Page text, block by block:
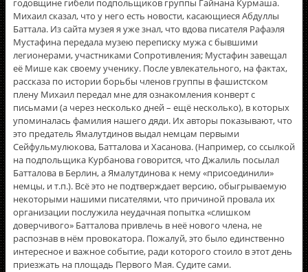
годовщине гибели подпольщиков группы Гайнана Курмаша.
Михаил сказал, что у него есть новости, касающиеся Абдуллы
Баттала. Из сайта музея я уже знал, что вдова писателя Рафаэля
Мустафина передала музею переписку мужа с бывшими
легионерами, участниками Сопротивления; Мустафин завещал
её Мише как своему ученику. После увлекательного, на фактах,
рассказа по истории борьбы членов группы в фашистском
плену Михаил передал мне для ознакомления конверт с
письмами (а через несколько дней – ещё несколько), в которых
упоминалась фамилия нашего дяди. Их авторы показывают, что
это предатель Ямалутдинов выдал немцам первыми
Сейфульмулюкова, Батталова и Хасанова. (Например, со ссылкой
на подпольщика Курбанова говорится, что Джалиль посылал
Батталова в Берлин, а Ямалутдинова к нему «присоединили»
немцы, и т.п.). Всё это не подтверждает версию, обыгрываемую
некоторыми нашими писателями, что причиной провала их
организации послужила неудачная попытка «слишком
доверчивого» Батталова привлечь в неё нового члена, не
распознав в нём провокатора. Пожалуй, это было единственно
интересное и важное событие, ради которого стоило в этот день
приезжать на площадь Первого Мая. Судите сами.